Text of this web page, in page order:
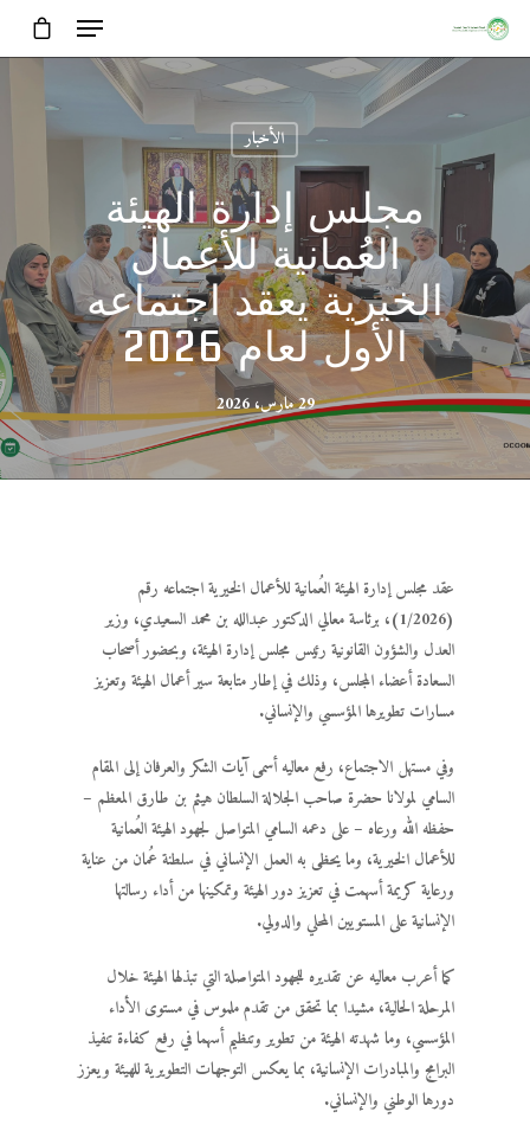
الأخبار
مجلس إدارة الهيئة
العُمانية للأعمال
الخيرية يعقد اجتماعه
الأول لعام 2026
29 مارس، 2026
عقد مجلس إدارة الهيئة العُمانية للأعمال الخيرية اجتماعه رقم
(1/2026)، برئاسة معالي الدكتور عبدالله بن محمد السعيدي، وزير
العدل والشؤون القانونية رئيس مجلس إدارة الهيئة، وبحضور أصحاب
السعادة أعضاء المجلس، وذلك في إطار متابعة سير أعمال الهيئة وتعزيز
مسارات تطويرها المؤسسي والإنساني.
وفي مستهل الاجتماع، رفع معاليه أسمى آيات الشكر والعرفان إلى المقام
السامي لمولانا حضرة صاحب الجلالة السلطان هيثم بن طارق المعظم –
حفظه الله ورعاه – على دعمه السامي المتواصل لجهود الهيئة العُمانية
للأعمال الخيرية، وما يحظى به العمل الإنساني في سلطنة عُمان من عناية
ورعاية كريمة أسهمت في تعزيز دور الهيئة وتمكينها من أداء رسالتها
الإنسانية على المستويين المحلي والدولي.
كما أعرب معاليه عن تقديره للجهود المتواصلة التي تبذلها الهيئة خلال
المرحلة الحالية، مشيدا بما تحقق من تقدم ملموس في مستوى الأداء
المؤسسي، وما شهدته الهيئة من تطوير وتنظيم أسهما في رفع كفاءة تنفيذ
البرامج والمبادرات الإنسانية، بما يعكس التوجهات التطويرية للهيئة ويعزز
دورها الوطني والإنساني.